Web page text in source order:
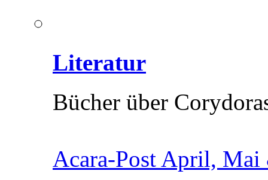
Literatur
Bücher über
Acara-Post April,